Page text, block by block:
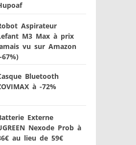
Aspirateur
M3 Max à prix
vu sur Amazon
67%)
Bluetooth
à -72%
Externe
Nexode Prob à
au lieu de 59€